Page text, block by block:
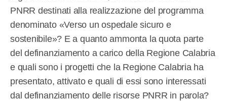
PNRR destinati alla realizzazione del programma
denominato «Verso un ospedale sicuro e
sostenibile»? E a quanto ammonta la quota parte
del definanziamento a carico della Regione Calabria
e quali sono i progetti che la Regione Calabria ha
presentato, attivato e quali di essi sono interessati
dal definanziamento delle risorse PNRR in parola?